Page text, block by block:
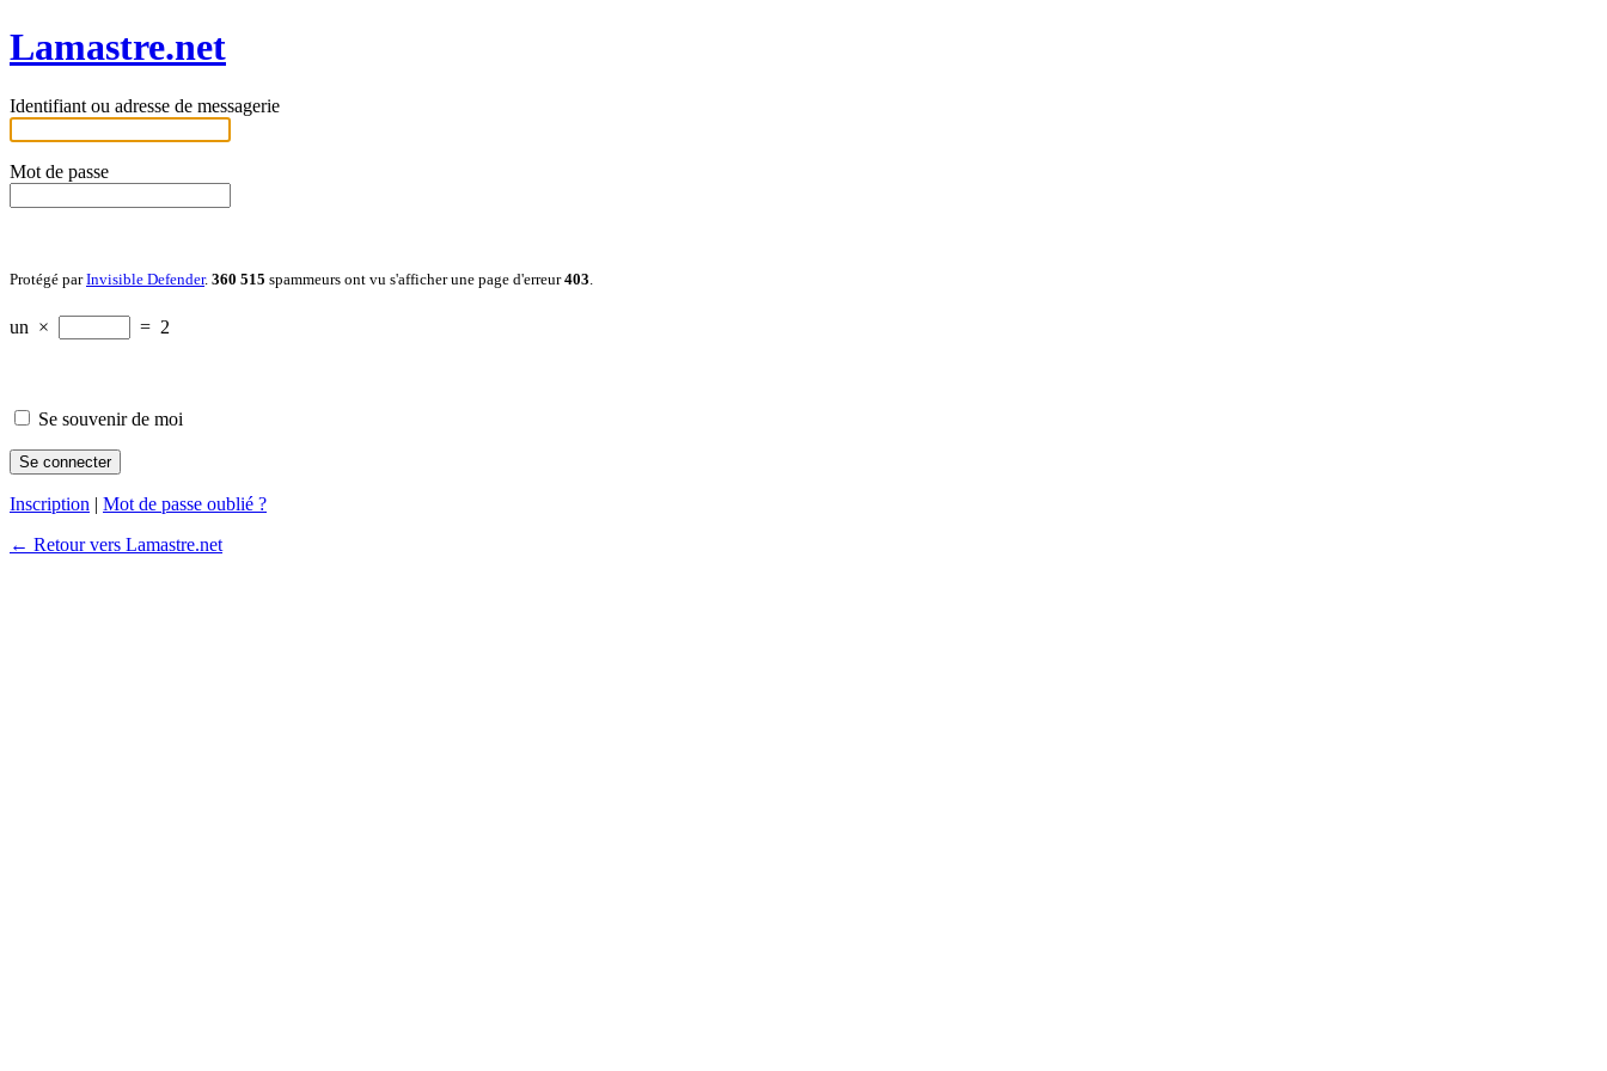
Lamastre.net
Identifiant ou adresse de messagerie
Mot de passe
Protégé parInvisible Defender. 360 515 spammeurs ont vu s'afficher une page d'erreur403
un × = 2
Se souvenir de moi
Inscription | Mot de passe oublié ?
← Retour vers Lamastre.net